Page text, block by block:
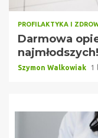
PROFILAKTYKA I
Darmowa
najmłodszych!
Szymon Walkowiak 1